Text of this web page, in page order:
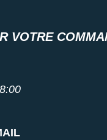
VOTRE